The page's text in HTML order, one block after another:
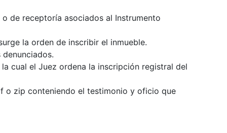
de receptoría asociados al Instrumento
la orden de inscribir el inmueble.
cual el Juez ordena la inscripción registral del
o zip conteniendo el testimonio y oficio que